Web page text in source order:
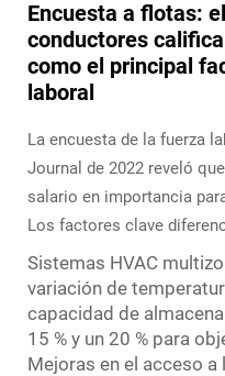
Encuesta a flotas:
conductores
como el principal
laboral
La encuesta de la fuerza
Journal de 2022 reveló
salario en importancia
Los factores clave
Sistemas HVAC
variación de
capacidad de
15 % y un 20 % para
Mejoras en el acceso a